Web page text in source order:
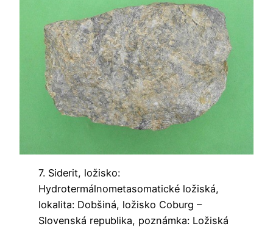
7. Siderit, ložisko:
Hydrotermálnometasomatické ložiská,
lokalita: Dobšiná, ložisko Coburg –
Slovenská republika, poznámka: Ložiská